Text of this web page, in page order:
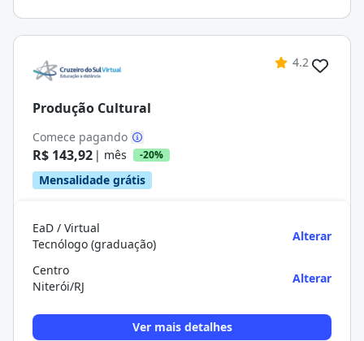
4.2
Produção Cultural
Comece pagando
R$ 143,92 | mês -20%
Mensalidade grátis
EaD / Virtual
Tecnólogo (graduação)
Alterar
Centro
Niterói/RJ
Alterar
Ver mais detalhes